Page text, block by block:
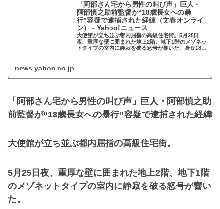
「阿部さん宅から男性の叫び声」巨人・
阿部慎之助前監督が“18歳長女への暴
行”容疑で逮捕された経緯（文春オンライ
ン） - Yahoo!ニュース
大使館が立ち並ぶ都内屈指の高級住宅街。5月25日
夜、重厚な壁に囲まれた地上2階、地下1階のメゾネッ
トタイプの室内に静寂を破る怒号が響いた。身長180
news.yahoo.co.jp
「阿部さん宅から男性の叫び声」巨人・阿部慎之助
前監督が“18歳長女への暴行”容疑で逮捕された経緯
大使館が立ち並ぶ都内屈指の高級住宅街。
5月25日夜、重厚な壁に囲まれた地上2階、地下1階
のメゾネットタイプの室内に静寂を破る怒号が響い
た。